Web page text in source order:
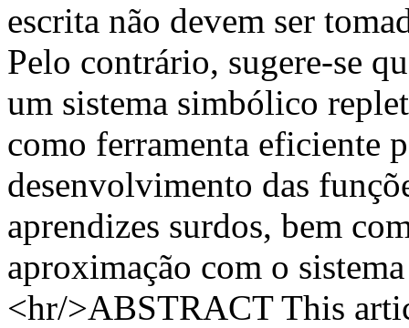
escrita não devem ser
Pelo contrário, sugere-se
um sistema simbólico
como ferramenta eficiente
desenvolvimento das
aprendizes surdos, bem
aproximação com o
<hr/>ABSTRACT This